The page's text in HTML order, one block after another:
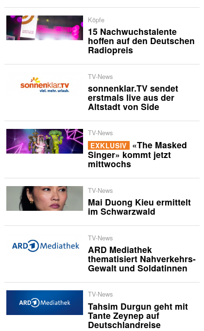
Köpfe
15 Nachwuchstalente
hoffen auf den Deutschen
Radiopreis
TV-News
sonnenklar.TV sendet
erstmals live aus der
Altstadt von Side
TV-News
EXKLUSIV «The Masked
Singer» kommt jetzt
mittwochs
TV-News
Mai Duong Kieu ermittelt
im Schwarzwald
TV-News
ARD Mediathek
thematisiert Nahverkehrs-
Gewalt und Soldatinnen
TV-News
Tahsim Durgun geht mit
Tante Zeynep auf
Deutschlandreise